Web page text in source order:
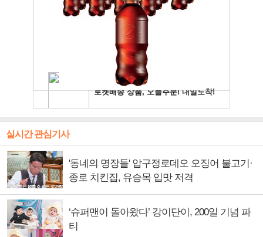
실시간 관심기사
'동네의 명장들' 압구정로데오 오징어 불고기·
종로 치킨집, 유승목 입맛 저격
‘슈퍼맨이 돌아왔다’ 강이단이, 200일 기념 파
티